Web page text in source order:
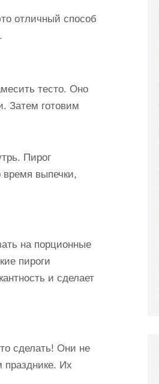
отличный способ
тесто. Оно
Затем готовим
Пирог
время выпечки,
на порционные
пироги
и сделает
сделать! Они не
Их